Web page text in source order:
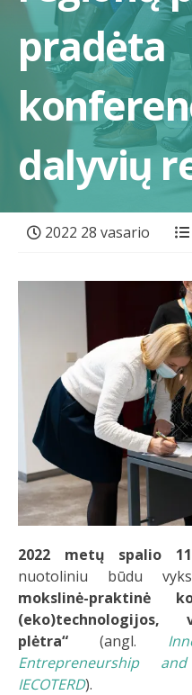
pradėta
dalyvių
2022 28 vasario
2022 metų spalio
nuotoliniu būdu
mokslinė-praktinė
plėtra“ (angl.
Entrepreneurship
IECOTERD).